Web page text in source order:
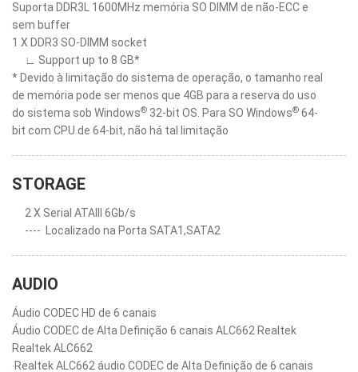
Suporta DDR3L 1600MHz memória SO DIMM de não-ECC e
sem buffer
1 X DDR3 SO-DIMM socket
∟ Support up to 8 GB*
* Devido à limitação do sistema de operação, o tamanho real
de memória pode ser menos que 4GB para a reserva do uso
do sistema sob Windows® 32-bit OS. Para SO Windows® 64-
bit com CPU de 64-bit, não há tal limitação
STORAGE
2 X Serial ATAIII 6Gb/s
----
Localizado na Porta SATA1,SATA2
AUDIO
Áudio CODEC HD de 6 canais
Áudio CODEC de Alta Definição 6 canais ALC662 Realtek
Realtek ALC662
‧Realtek ALC662 áudio CODEC de Alta Definição de 6 canais